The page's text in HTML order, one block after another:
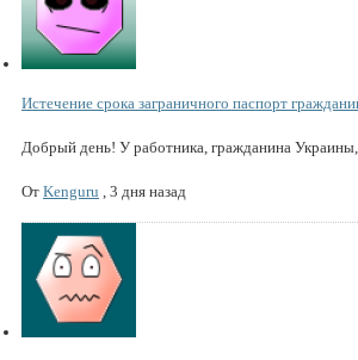
Истечение срока заграничного паспорт
Добрый день! У работника, гражданина Украины,
От Kenguru 3 дня назад